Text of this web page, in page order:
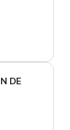
DE